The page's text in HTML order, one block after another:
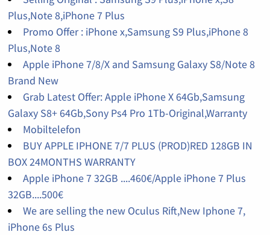
Plus,Note 8,iPhone 7 Plus
Promo Offer : iPhone x,Samsung S9 Plus,iPhone 8
Plus,Note 8
Apple iPhone 7/8/X and Samsung Galaxy S8/Note 8
Brand New
Grab Latest Offer: Apple iPhone X 64Gb,Samsung
Galaxy S8+ 64Gb,Sony Ps4 Pro 1Tb-Original,Warranty
Mobiltelefon
BUY APPLE IPHONE 7/7 PLUS (PROD)RED 128GB IN
BOX 24MONTHS WARRANTY
Apple iPhone 7 32GB ....460€/Apple iPhone 7 Plus
32GB....500€
We are selling the new Oculus Rift,New Iphone 7,
iPhone 6s Plus